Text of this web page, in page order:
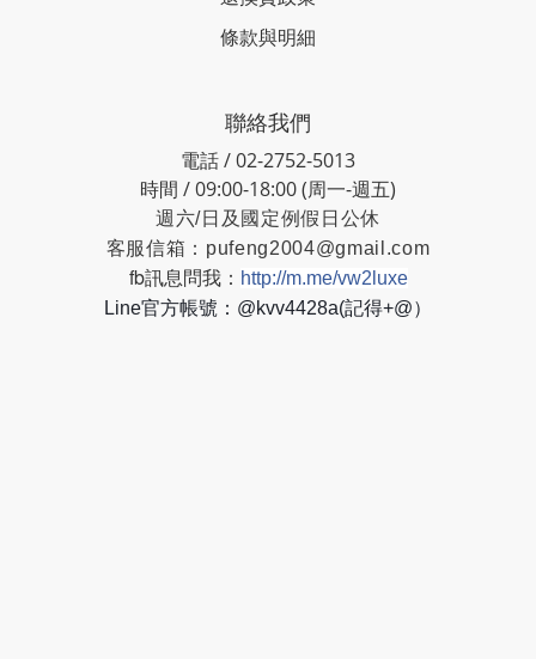
條款與明細
聯絡我們
電話 / 02-2752-5013
時間 / 09:00-18:00 (周一-週五)
週六/日及國定例假日公休
客服信箱： pufeng2004@gmail.com
fb訊息問我： http://m.me/vw2luxe
Line官方帳號：@kvv4428a(記得+@）